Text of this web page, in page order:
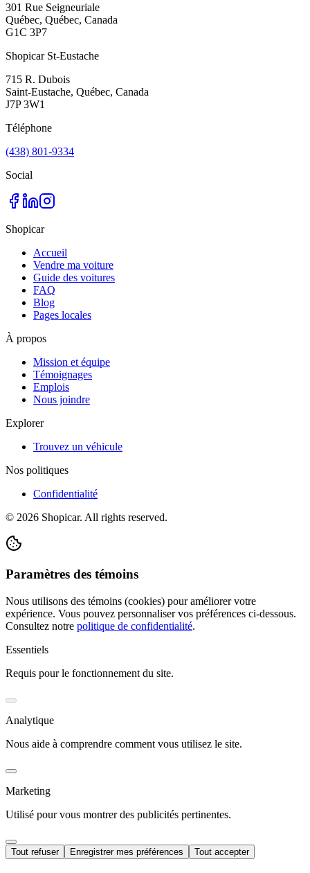
301 Rue Seigneuriale
Québec, Québec, Canada
G1C 3P7
Shopicar St-Eustache
715 R. Dubois
Saint-Eustache, Québec, Canada
J7P 3W1
Téléphone
(438) 801-9334
Social
Shopicar
Accueil
Vendre ma voiture
Guide des voitures
FAQ
Blog
Pages locales
À propos
Mission et équipe
Témoignages
Emplois
Nous joindre
Explorer
Trouvez un véhicule
Nos politiques
Confidentialité
© 2026 Shopicar. All rights reserved.
Paramètres des témoins
Nous utilisons des témoins (cookies) pour améliorer votre
expérience. Vous pouvez personnaliser vos préférences ci-dessous.
Consultez notre politique de confidentialité.
Essentiels
Requis pour le fonctionnement du site.
Analytique
Nous aide à comprendre comment vous utilisez le site.
Marketing
Utilisé pour vous montrer des publicités pertinentes.
Tout refuser Enregistrer mes préférences Tout accepter